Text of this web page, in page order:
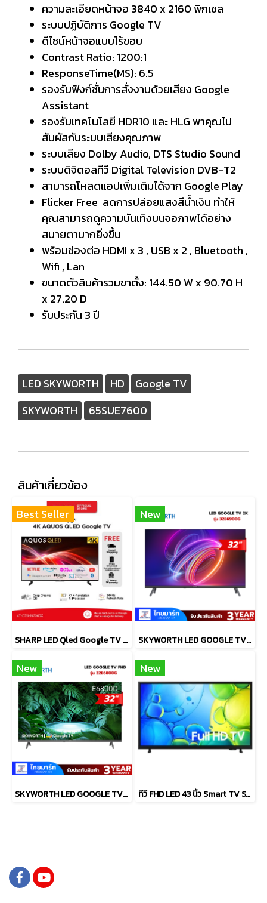
ความละเอียดหน้าจอ 3840 x 2160 พิกเซล
ระบบปฏิบัติการ Google TV
ดีไซน์หน้าจอแบบไร้ขอบ
Contrast Ratio: 1200:1
ResponseTime(MS): 6.5
รองรับฟังก์ชั่นการสั่งงานด้วยเสียง Google
Assistant
รองรับเทคโนโลยี HDR10 และ HLG พาคุณไป
สัมผัสกับระบบเสียงคุณภาพ
ระบบเสียง Dolby Audio, DTS Studio Sound
ระบบดิจิตอลทีวี Digital Television DVB-T2
สามารถโหลดแอปเพิ่มเติมได้จาก Google Play
Flicker Free ลดการปล่อยแสงสีน้ำเงิน ทำให้
คุณสามารถดูความบันเทิงบนจอภาพได้อย่าง
สบายตามากยิ่งขึ้น
พร้อมช่องต่อ HDMI x 3 , USB x 2 , Bluetooth ,
Wifi , Lan
ขนาดตัวสินค้ารวมขาตั้ง: 144.50 W x 90.70 H
x 27.20 D
รับประกัน 3 ปี
LED SKYWORTH HD
Google TV
SKYWORTH
65SUE7600
สินค้าเกี่ยวข้อง
Best Seller
SHARP LED Qled Google TV 4KTV รุ่น 4T-C75HN7000X
New
SKYWORTH LED GOOGLE TV 32 นิว รุ่น 32E6900G
New
SKYWORTH LED GOOGLE TV 32 นิว รุ่น 32E6800G
New
ทีวี FHD LED 43 นิ้ว Smart TV SAMSUNG รุ่น UA43F6000FKXXT